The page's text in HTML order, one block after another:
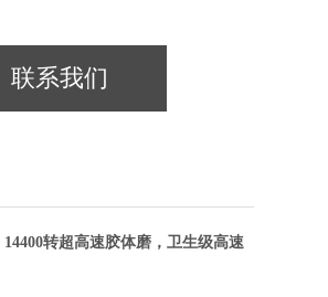
联系我们
14400转超高速胶体磨，卫生级高速